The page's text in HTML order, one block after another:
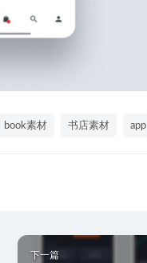
book素材 书店素材 app
下一篇